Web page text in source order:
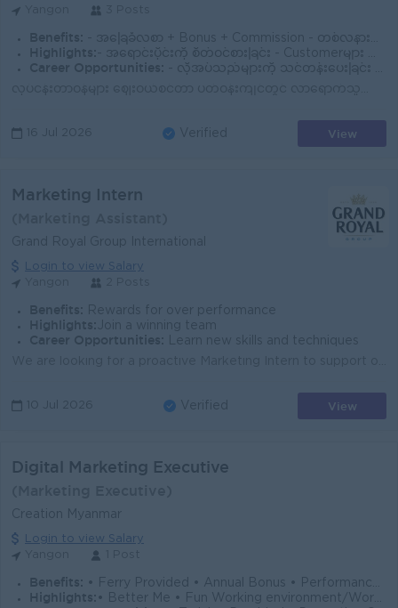
Benefits: - အခြေခံလစာ + Bonus + Commission - တစ်လနားရက် (၆) ရက် - စွမ်းဆောင်မှုအပိုဆုကြေး
Highlights: - အရောင်းပိုင်းကို စိတ်ဝင်စားခြင်း - Customerများ မေးမြန်းသည်တို့ကို သွက်လက်တက်ကြွစွာ ဖြေဆိုခြင်း - သင်ယူလိုစိတ်ရှိခြင်း - စကားပြောကောင်းမွန်ခြင်း
Career Opportunities:
- လိုအပ်သည်များကို သင်တန်းပေးခြင်း - လုပ်ငန်းခွင်တွင် ကျွမ်းကျင်မှုအသစ်များ လေ့လာနိုင်ခြင်း - ရာထူးတိုးရန် အခွင့်အရေးရှိခြင်း
16 Jul 2026 Verified View
Marketing Intern
Grand Royal Group International
Login to view Salary
Benefits: Rewards for over performance
Highlights: Join a winning team
Career Opportunities:
Learn new skills and techniques
10 Jul 2026 Verified View
Digital Marketing Executive
Creation Myanmar
Login to view Salary
Benefits: • Ferry Provided • Annual Bonus • Performance Rewards • Saturday (Alternative), Sunday & Public Holidays
Highlights: • Better Me • Fun Working environment/Work Life Balance • Active & warm working culture • Make it Difference